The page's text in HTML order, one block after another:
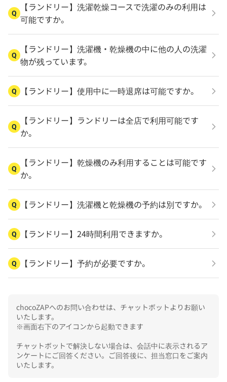
Q
【ランドリー】洗濯乾燥コースで洗濯のみの利用は
可能ですか。
Q
【ランドリー】洗濯機・乾燥機の中に他の人の洗濯
物が残っています。
Q 【ランドリー】使用中に一時退席は可能ですか。
Q
【ランドリー】ランドリーは全店で利用可能です
か。
Q
【ランドリー】乾燥機のみ利用することは可能です
か。
Q 【ランドリー】洗濯機と乾燥機の予約は別ですか。
Q 【ランドリー】24時間利用できますか。
Q 【ランドリー】予約が必要ですか。
chocoZAPへのお問い合わせは、チャットボットよりお願い
いたします。
※画面右下のアイコンから起動できます
チャットボットで解決しない場合は、会話中に表示されるア
ンケートにご回答ください。ご回答後に、担当窓口をご案内
いたします。